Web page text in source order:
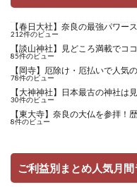
【春日大社】奈良の最強パワー
212件のビュー
【談山神社】見どころ満載でコ
85件のビュー
【岡寺】厄除け・厄払いで人気
78件のビュー
【大神神社】日本最古の神社は
30件のビュー
【東大寺】奈良の大仏を参拝！
8件のビュー
ご利益別まとめ人気月